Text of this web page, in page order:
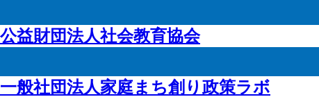
公益財団法人社会教育協会
一般社団法人家庭まち創り政策ラボ